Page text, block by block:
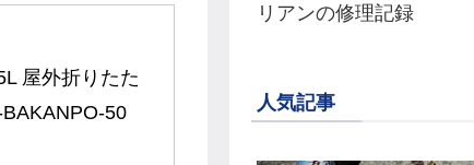
屋外折りたた
50
リアンの修理記録
人気記事